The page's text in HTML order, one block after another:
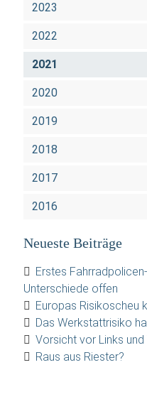
2023
2022
2021
2020
2019
2018
2017
2016
Neueste Beiträge
Erstes
Unterschiede offen
Europas Risikoscheu
Das Werkstattrisiko
Vorsicht vor Links
Raus aus Riester?